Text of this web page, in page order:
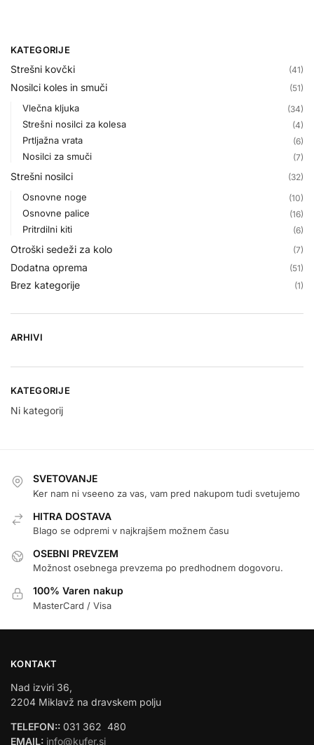
KATEGORIJE
Strešni kovčki (41)
Nosilci koles in smuči (51)
Vlečna kljuka (34)
Strešni nosilci za kolesa (4)
Prtljažna vrata (6)
Nosilci za smuči (7)
Strešni nosilci (32)
Osnovne noge (10)
Osnovne palice (16)
Pritrdilni kiti (6)
Otroški sedeži za kolo (7)
Dodatna oprema (51)
Brez kategorije (1)
ARHIVI
KATEGORIJE
Ni kategorij
SVETOVANJE
Ker nam ni vseeno za vas, vam pred nakupom tudi svetujemo
HITRA DOSTAVA
Blago se odpremi v najkrajšem možnem času
OSEBNI PREVZEM
Možnost osebnega prevzema po predhodnem dogovoru.
100% Varen nakup
MasterCard / Visa
KONTAKT
Nad izviri 36,
2204 Miklavž na dravskem polju
TELEFON:: 031 362 480
EMAIL: info@kufer.si